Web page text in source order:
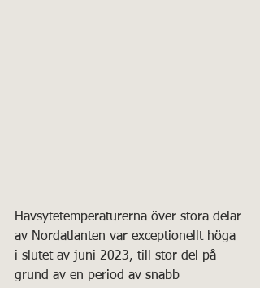
Havsytetemperaturerna över stora delar
av Nordatlanten var exceptionellt höga
i slutet av juni 2023, till stor del på
grund av en period av snabb